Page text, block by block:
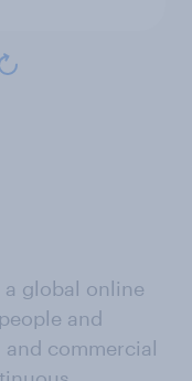
global online
and
commercial